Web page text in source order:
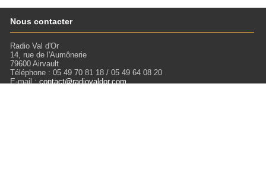
Nous contacter
Radio Val d'Or
14, rue de l'Aumônerie
79600 Airvault
Téléphone : 05 49 70 81 18 / 05 49 64 08 20
E-mail :contact@radiovaldor.com